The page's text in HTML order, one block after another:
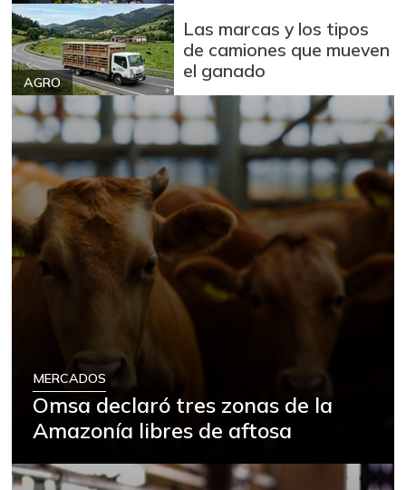
AGRO
Las marcas y los tipos
de camiones que mueven
el ganado
MERCADOS
Omsa declaró tres zonas de la
Amazonía libres de aftosa